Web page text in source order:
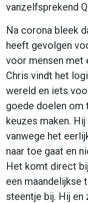
vanzelfsprekend
Na corona bleek
heeft gevolgen
voor mensen met
Chris vindt het
wereld en iets
goede doelen om
keuzes maken.
vanwege het
naar toe gaat en
Het komt direct
een maandelijkse
steentje bij. Hij en